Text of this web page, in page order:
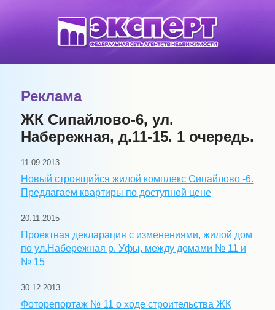
Реклама
ЖК Сипайлово-6, ул.
Набережная, д.11-15. 1 очередь.
11.09.2013
Новый строящийся жилой комплекс Сипайлово -6.
Предлагаем квартиры по доступной цене
20.11.2015
Проектная декларация с изменениями, жилой дом
по ул.Набережная р. Уфы, между домами № 11 и
№ 15
30.12.2013
Фоторепортаж № 11 о ходе строительства ЖК